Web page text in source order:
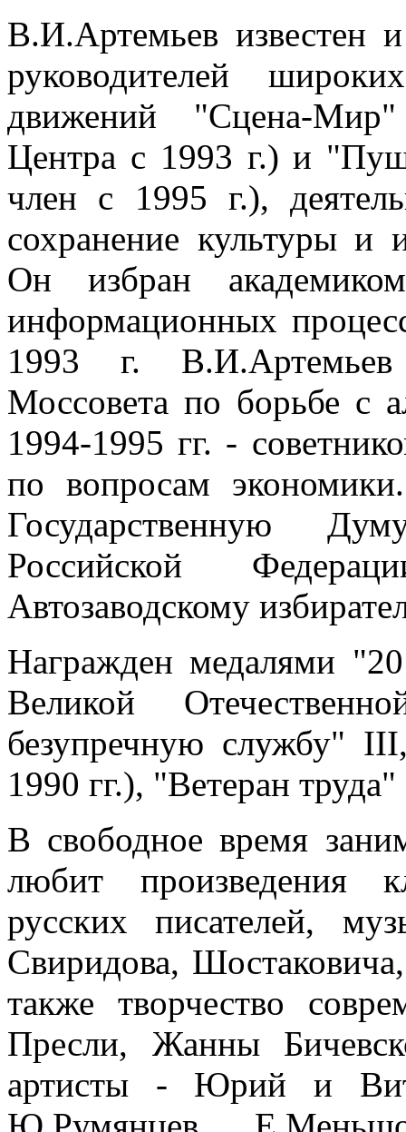
В.И.Артемьев известен
руководителей
движений "Сцена-
Центра с 1993 г.) и
член с 1995 г.),
сохранение культуры и
Он избран
информационных
1993 г.
Моссовета по борьбе с
1994-1995 гг. -
по вопросам
Государственную
Российской
Автозаводскому
Награжден медалями
Великой
безупречную службу"
1990 гг.), "Ветеран
В свободное время
любит произведения
русских писателей,
Свиридова,
также творчество
Пресли, Жанны
артисты - Юрий и